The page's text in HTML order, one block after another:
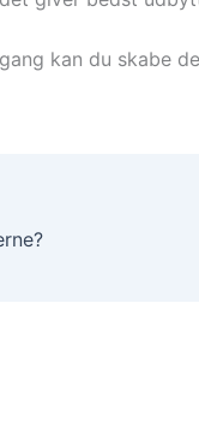
kan du skabe